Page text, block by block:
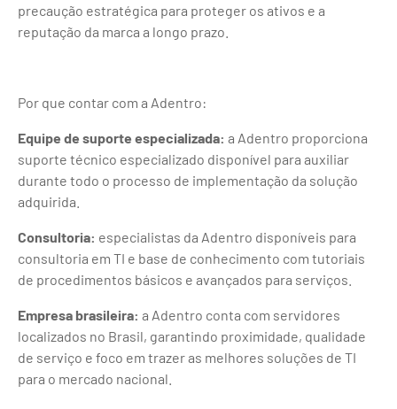
precaução estratégica para proteger os ativos e a
reputação da marca a longo prazo.
Por que contar com a Adentro:
Equipe de suporte especializada: a Adentro proporciona
suporte técnico especializado disponível para auxiliar
durante todo o processo de implementação da solução
adquirida.
Consultoria: especialistas da Adentro disponíveis para
consultoria em TI e base de conhecimento com tutoriais
de procedimentos básicos e avançados para serviços.
Empresa brasileira: a Adentro conta com servidores
localizados no Brasil, garantindo proximidade, qualidade
de serviço e foco em trazer as melhores soluções de TI
para o mercado nacional.